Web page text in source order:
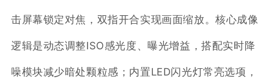
击屏幕锁定对焦，双指开合实现画面缩放。核心成像
逻辑是动态调整ISO感光度、曝光增益，搭配实时降
噪模块减少暗处颗粒感；内置LED闪光灯常亮选项，